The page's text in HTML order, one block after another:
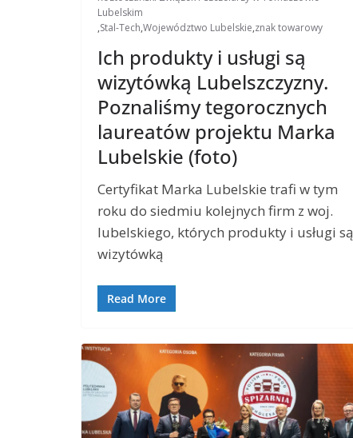
Lubelskim
,Stal-Tech,Województwo Lubelskie,znak towarowy
Ich produkty i usługi są
wizytówką Lubelszczyzny.
Poznaliśmy tegorocznych
laureatów projektu Marka
Lubelskie (foto)
Certyfikat Marka Lubelskie trafi w tym
roku do siedmiu kolejnych firm z woj.
lubelskiego, których produkty i usługi są
wizytówką
Read More